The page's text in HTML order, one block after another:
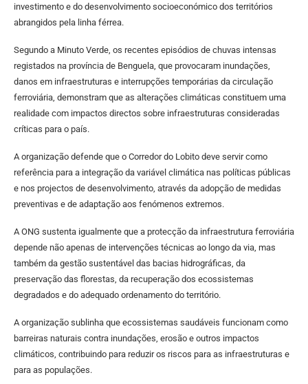
investimento e do desenvolvimento socioeconómico dos territórios
abrangidos pela linha férrea.
Segundo a Minuto Verde, os recentes episódios de chuvas intensas
registados na província de Benguela, que provocaram inundações,
danos em infraestruturas e interrupções temporárias da circulação
ferroviária, demonstram que as alterações climáticas constituem uma
realidade com impactos directos sobre infraestruturas consideradas
críticas para o país.
A organização defende que o Corredor do Lobito deve servir como
referência para a integração da variável climática nas políticas públicas
e nos projectos de desenvolvimento, através da adopção de medidas
preventivas e de adaptação aos fenómenos extremos.
A ONG sustenta igualmente que a protecção da infraestrutura ferroviária
depende não apenas de intervenções técnicas ao longo da via, mas
também da gestão sustentável das bacias hidrográficas, da
preservação das florestas, da recuperação dos ecossistemas
degradados e do adequado ordenamento do território.
A organização sublinha que ecossistemas saudáveis funcionam como
barreiras naturais contra inundações, erosão e outros impactos
climáticos, contribuindo para reduzir os riscos para as infraestruturas e
para as populações.